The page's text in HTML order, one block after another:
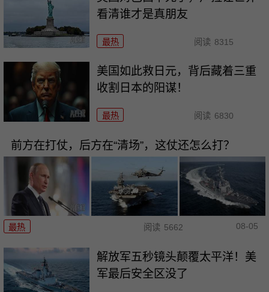
看清谁才是真朋友
最热 阅读 8315
美国如此救日元，背后藏着三重
收割日本的阳谋！
最热 阅读 6830
前方在打仗，后方在“清场”，这仗还怎么打？
最热 阅读 5662 08-05
解放军五秒镜头颠覆太平洋！美
军最后安全区没了